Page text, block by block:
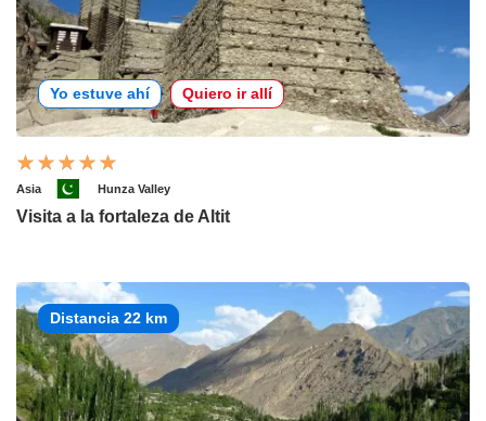
Yo estuve ahí Quiero ir allí
Asia Hunza Valley
Visita a la fortaleza de Altit
Distancia 22 km